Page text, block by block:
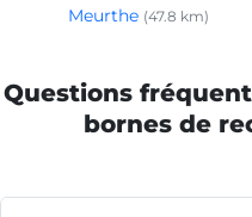
Meurthe (47.8 km)
Questions
bornes de